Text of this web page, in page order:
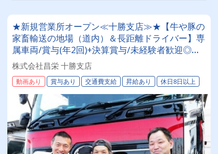
★新規営業所オープン≪十勝支店≫★【牛や豚の
家畜輸送の地場（道内）＆長距離ドライバー】専
属車両/賞与(年2回)+決算賞与/未経験者歓迎◎お
取引先は全農グループなど大手企業様。安定・安
心の待遇です☆当社独自の待遇☆燃費ランキング
上位14位には毎月最大4万円～4000円支給♪
株式会社昌栄 十勝支店
動画あり 賞与あり 交通費支給 昇給あり 休日8日以上